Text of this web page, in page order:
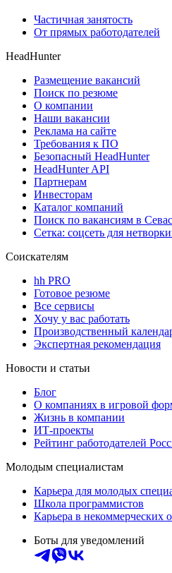
Частичная занятость
От прямых работодателей
HeadHunter
Размещение вакансий
Поиск по резюме
О компании
Наши вакансии
Реклама на сайте
Требования к ПО
Безопасный HeadHunter
HeadHunter API
Партнерам
Инвесторам
Каталог компаний
Поиск по вакансиям в
Сетка: соцсеть для
Соискателям
hh PRO
Готовое резюме
Все сервисы
Хочу у вас работать
Производственный
Экспертная рекомендация
Новости и статьи
Блог
О компаниях в игровой
Жизнь в компании
ИТ-проекты
Рейтинг работодателей
Молодым специалистам
Карьера для молодых
Школа программистов
Карьера в некоммерческих
Боты для уведомлений